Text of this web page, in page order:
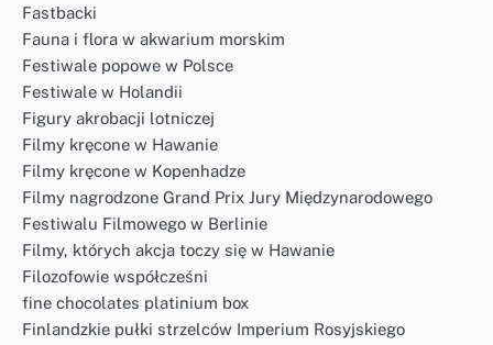
Fastbacki
Fauna i flora w akwarium morskim
Festiwale popowe w Polsce
Festiwale w Holandii
Figury akrobacji lotniczej
Filmy kręcone w Hawanie
Filmy kręcone w Kopenhadze
Filmy nagrodzone Grand Prix Jury Międzynarodowego
Festiwalu Filmowego w Berlinie
Filmy, których akcja toczy się w Hawanie
Filozofowie współcześni
fine chocolates platinium box
Finlandzkie pułki strzelców Imperium Rosyjskiego